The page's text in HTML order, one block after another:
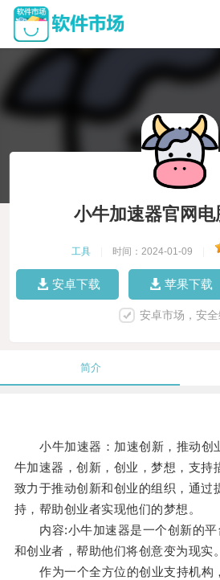
小牛加速器官网电
工具 时间：2024-01-09
安卓下载 苹果下载
安卓市场，安
简介
小牛加速器：加速创新，推动创
牛加速器，创新，创业，梦想，支持
致力于推动创新和创业的组织，通过
持，帮助创业者实现他们的梦想。
内容:小牛加速器是一个创新的平
和创业者，帮助他们将创意变为现实。
作为一个全方位的创业支持机构